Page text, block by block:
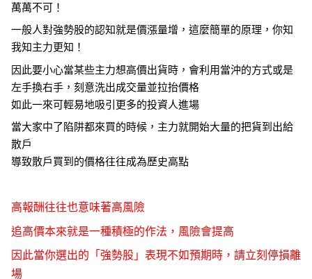
萬萬不可！
一般人對強勢股的認知就是價漲量增，這麼簡單的原理，你知
我知主力更知！
因此要小心當某些主力想高價出貨時，會利用當沖的方式或是
左手換右手，刻意洗出成交量並拉抬價格
如此一來可輕易地吸引更多的投資人進場
當大家中了陷阱都來買的時候，主力就開始大量的把貨到出給
散戶
導致散戶買到的價格往往成為歷史高點
高報酬往往也意味著高風險
追高價本來就是一種積極的作法，風險會提高
因此當你選出的「強勢股」表現不如預期時，請立刻停損離
場